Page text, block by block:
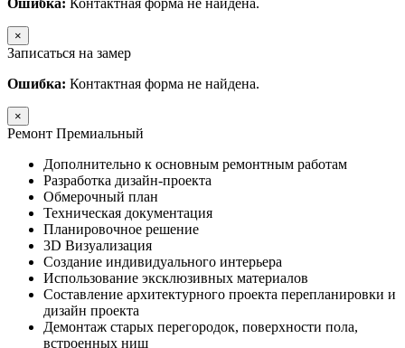
Ошибка: Контактная форма не найдена.
×
Записаться на замер
Ошибка: Контактная форма не найдена.
×
Ремонт Премиальный
Дополнительно к основным ремонтным работам
Разработка дизайн-проекта
Обмерочный план
Техническая документация
Планировочное решение
3D Визуализация
Создание индивидуального интерьера
Использование эксклюзивных материалов
Составление архитектурного проекта перепланировки и
дизайн проекта
Демонтаж старых перегородок, поверхности пола,
встроенных ниш